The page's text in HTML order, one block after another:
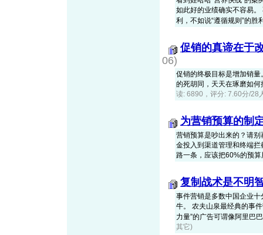
如此好的业绩确实不容易。
利，不如说“遵循规则”的
促销的真谛在于
06)
促销的终极目标是增加销
的死胡同，天天在琢磨如
读: 6890，评分: 7.60分/28
为营销预算的制
营销预算是吵出来的？请别
金投入到渠道管理和终端拦
路一条，应该把60%的预
复制战术是不明
事件营销是多数中国企业
牛。 农夫山泉最经典的事
力量”的广告可谓像阿里巴
其它)